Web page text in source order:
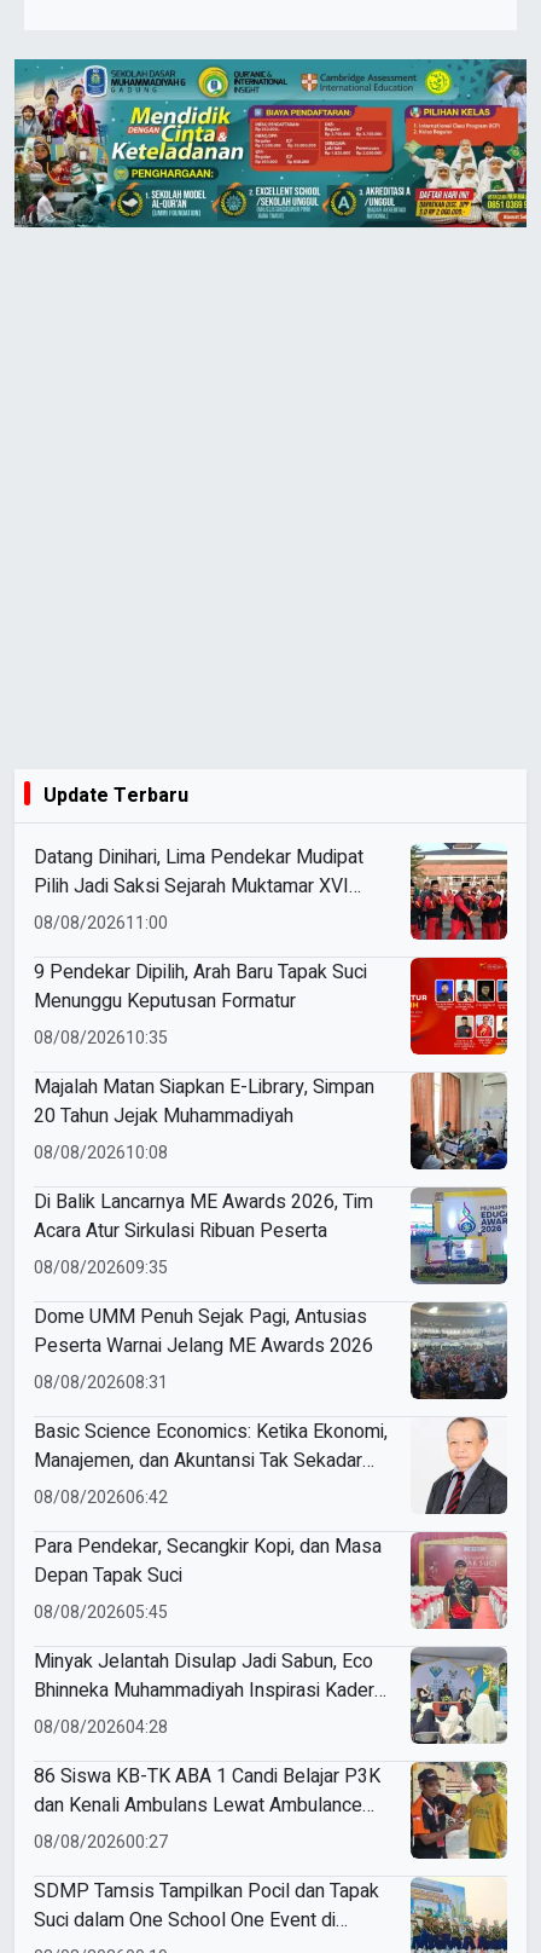
Update Terbaru
Datang Dinihari, Lima Pendekar Mudipat
Pilih Jadi Saksi Sejarah Muktamar XVI
Tapak Suci
08/08/202611:00
9 Pendekar Dipilih, Arah Baru Tapak Suci
Menunggu Keputusan Formatur
08/08/202610:35
Majalah Matan Siapkan E-Library, Simpan
20 Tahun Jejak Muhammadiyah
08/08/202610:08
Di Balik Lancarnya ME Awards 2026, Tim
Acara Atur Sirkulasi Ribuan Peserta
08/08/202609:35
Dome UMM Penuh Sejak Pagi, Antusias
Peserta Warnai Jelang ME Awards 2026
08/08/202608:31
Basic Science Economics: Ketika Ekonomi,
Manajemen, dan Akuntansi Tak Sekadar
Bicara Angka
08/08/202606:42
Para Pendekar, Secangkir Kopi, dan Masa
Depan Tapak Suci
08/08/202605:45
Minyak Jelantah Disulap Jadi Sabun, Eco
Bhinneka Muhammadiyah Inspirasi Kader
Nasyiatul Aisyiyah
08/08/202604:28
86 Siswa KB-TK ABA 1 Candi Belajar P3K
dan Kenali Ambulans Lewat Ambulance
Goes to Schools
08/08/202600:27
SDMP Tamsis Tampilkan Pocil dan Tapak
Suci dalam One School One Event di